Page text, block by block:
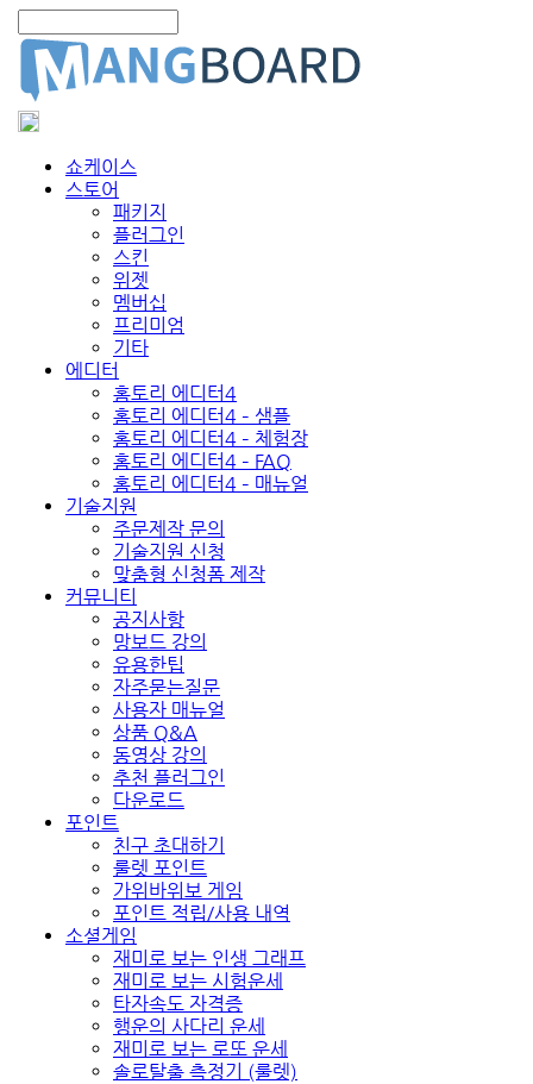
쇼케이스
스토어
패키지
플러그인
스킨
위젯
멤버십
프리미엄
기타
에디터
홈토리 에디터4
홈토리 에디터4 – 샘플
홈토리 에디터4 – 체험장
홈토리 에디터4 – FAQ
홈토리 에디터4 – 매뉴얼
기술지원
주문제작 문의
기술지원 신청
맞춤형 신청폼 제작
커뮤니티
공지사항
망보드 강의
유용한팁
자주묻는질문
사용자 매뉴얼
상품 Q&A
동영상 강의
추천 플러그인
다운로드
포인트
친구 초대하기
룰렛 포인트
가위바위보 게임
포인트 적립/사용 내역
소셜게임
재미로 보는 인생 그래프
재미로 보는 시험운세
타자속도 자격증
행운의 사다리 운세
재미로 보는 로또 운세
솔로탈출 측정기 (룰렛)